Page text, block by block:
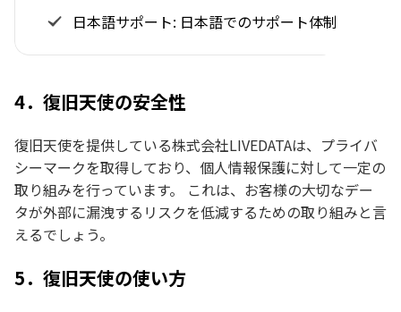
日本語サポート: 日本語でのサポート体制が充実
4．復旧天使の安全性
復旧天使を提供している株式会社LIVEDATAは、プライバ
シーマークを取得しており、個人情報保護に対して一定の
取り組みを行っています。 これは、お客様の大切なデー
タが外部に漏洩するリスクを低減するための取り組みと言
えるでしょう。
5．復旧天使の使い方